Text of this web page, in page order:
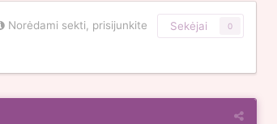
Norėdami sekti, prisijunkite Sekėjai 0